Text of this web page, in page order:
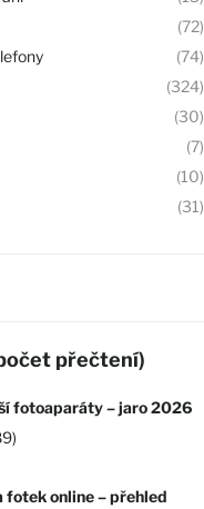
(72)
(74)
(324)
(30)
(7)
(10)
(31)
přečtení)
fotoaparáty – jaro 2026
fotek online – přehled